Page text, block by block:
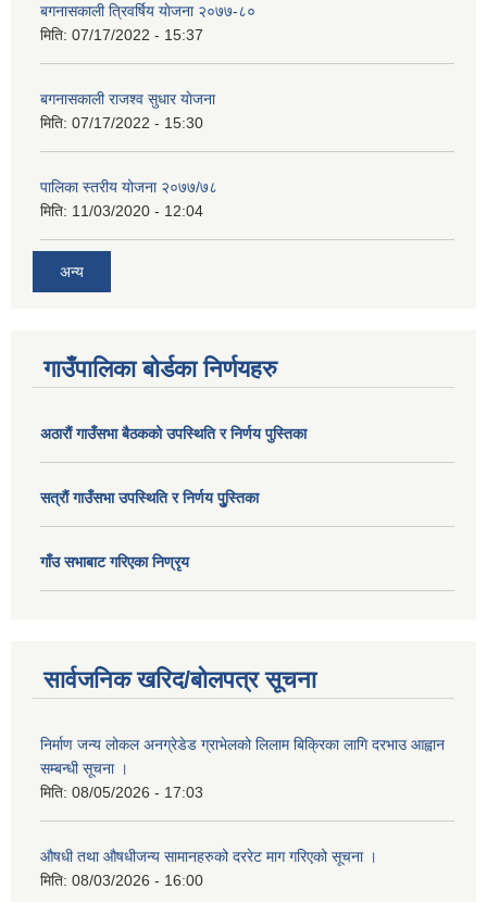
बगनासकाली त्रिवर्षिय याेजना २०७७-८०
मिति: 07/17/2022 - 15:37
बगनासकाली राजश्व सुधार याेजना
मिति: 07/17/2022 - 15:30
पालिका स्तरीय योजना २०७७/७८
मिति: 11/03/2020 - 12:04
अन्य
गाउँपालिका बोर्डका निर्णयहरु
अठाराैं गाउँसभा बैठकको उपस्थिति र निर्णय पुस्तिका
सत्राैं गाउँसभा उपस्थिति र निर्णय पुु्स्तिका
गाँउ सभाबाट गरिएका निण्रृय
सार्वजनिक खरिद/बोलपत्र सूचना
निर्माण जन्य लोकल अनग्रेडेड ग्राभेलको लिलाम बिक्रिका लागि दरभाउ आह्वान
सम्बन्धी सूचना ।
मिति: 08/05/2026 - 17:03
औषधी तथा औषधीजन्य सामानहरुको दररेट माग गरिएको सूचना ।
मिति: 08/03/2026 - 16:00